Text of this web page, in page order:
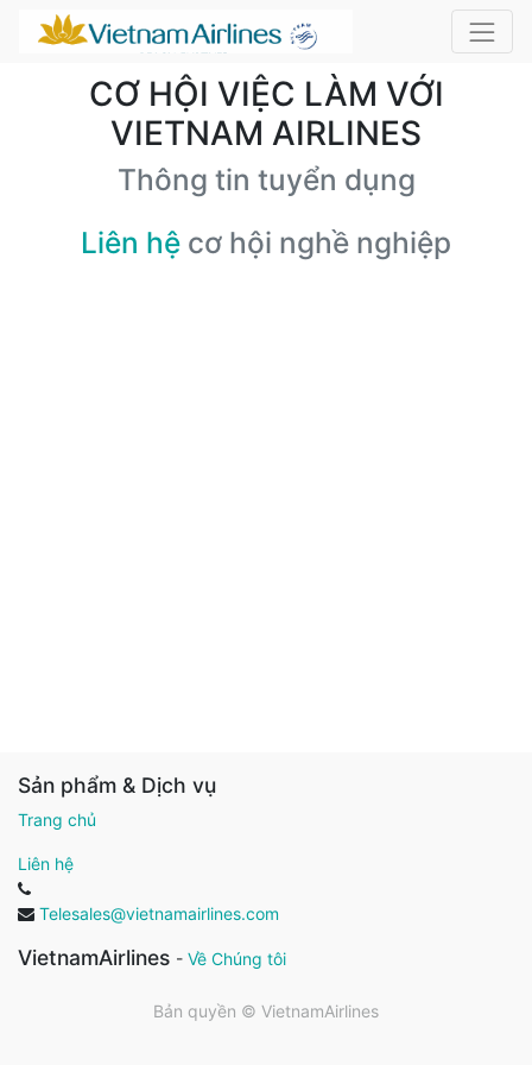
CƠ HỘI VIỆC LÀM VỚI
VIETNAM AIRLINES
Thông tin tuyển dụng
Liên hệ cơ hội nghề nghiệp
Sản phẩm & Dịch vụ
Trang chủ
Liên hệ
Telesales@vietnamairlines.com
VietnamAirlines - Về Chúng tôi
Bản quyền © VietnamAirlines